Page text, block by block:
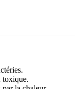
toxique.